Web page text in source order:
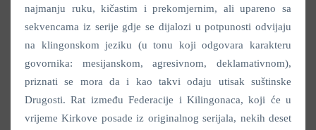
najmanju ruku, kičastim i prekomjernim, ali upareno sa
sekvencama iz serije gdje se dijalozi u potpunosti odvijaju
na klingonskom jeziku (u tonu koji odgovara karakteru
govornika: mesijanskom, agresivnom, deklamativnom),
priznati se mora da i kao takvi odaju utisak suštinske
Drugosti. Rat između Federacije i Kilingonaca, koji će u
vrijeme Kirkove posade iz originalnog serijala, nekih deset